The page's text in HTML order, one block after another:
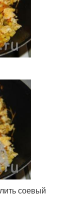
соевый